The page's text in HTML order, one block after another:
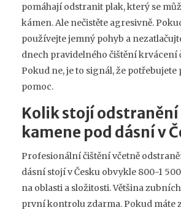
pomáhají odstranit plak, který se
kámen. Ale nečistěte agresivně.
používejte jemný pohyb a
dnech pravidelného čištění krvácení
Pokud ne, je to signál, že
pomoc.
Kolik stojí
kamene pod dásní v
Profesionální čištění včetně
dásní stojí v Česku obvykle 800-1
na oblasti a složitosti. Většina
první kontrolu zdarma. Pokud máte